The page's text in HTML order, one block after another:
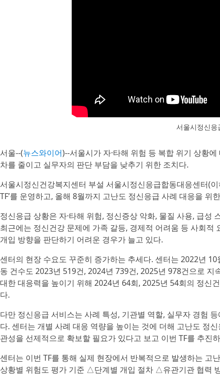
서울시정신
서울--(뉴스와이어)--서울시가 자·타해 위험 등 복합 위기 상황
차를 줄이고 실무자의 판단 부담을 낮추기 위한 조치다.
서울시정신건강복지센터 부설 서울시정신응급합동대응센터(
TF’를 운영하고, 올해 8월까지 고난도 정신응급 사례 대응을 위
정신응급 상황은 자·타해 위험, 정신증상 악화, 물질 사용, 급
최근에는 정신건강 문제에 가족 갈등, 경제적 어려움 등 사회
개입 방향을 판단하기 어려운 경우가 늘고 있다.
센터의 현장 수요도 꾸준히 증가하는 추세다. 센터는 2022년
동 건수도 2023년 519건, 2024년 739건, 2025년 978건으로
대한 대응력을 높이기 위해 2024년 64회, 2025년 54회의 정신
다.
다만 정신응급 서비스는 사례 특성, 기관별 역할, 실무자 경험
다. 센터는 개별 사례 대응 역량을 높이는 것에 더해 고난도 정
관성을 선제적으로 확보할 필요가 있다고 보고 이번 TF를 추진
센터는 이번 TF를 통해 실제 현장에서 반복적으로 발생하는
상황별 위험도 평가 기준 △단계별 개입 절차 △유관기관 협력